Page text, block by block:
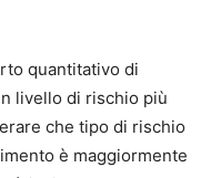
quantitativo di
livello di rischio più
che tipo di rischio
è maggiormente